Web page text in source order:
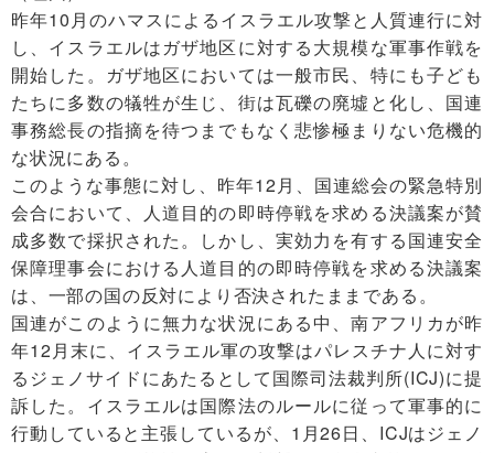
昨年10月のハマスによるイスラエル攻撃と人質連行に対
し、イスラエルはガザ地区に対する大規模な軍事作戦を
開始した。ガザ地区においては一般市民、特にも子ども
たちに多数の犠牲が生じ、街は瓦礫の廃墟と化し、国連
事務総長の指摘を待つまでもなく悲惨極まりない危機的
な状況にある。
このような事態に対し、昨年12月、国連総会の緊急特別
会合において、人道目的の即時停戦を求める決議案が賛
成多数で採択された。しかし、実効力を有する国連安全
保障理事会における人道目的の即時停戦を求める決議案
は、一部の国の反対により否決されたままである。
国連がこのように無力な状況にある中、南アフリカが昨
年12月末に、イスラエル軍の攻撃はパレスチナ人に対す
るジェノサイドにあたるとして国際司法裁判所(ICJ)に提
訴した。イスラエルは国際法のルールに従って軍事的に
行動していると主張しているが、1月26日、ICJはジェノ